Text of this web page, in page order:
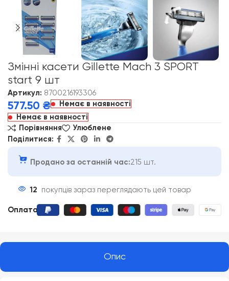
Змінні касети Gillette Mach 3 SPORT
start 9 шт
Артикул: 8700216193306
577.50 ₴
Немає в наявності
Немає в наявності
Порівняння
Улюблене
Поділитися:
Продано за останній час:215 шт.
12 покупців зараз переглядають цей товар
Оплата
Опис